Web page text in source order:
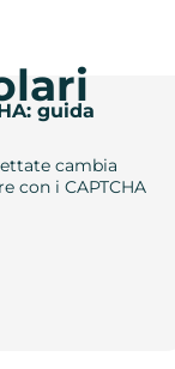
guida
cambia
con i CAPTCHA